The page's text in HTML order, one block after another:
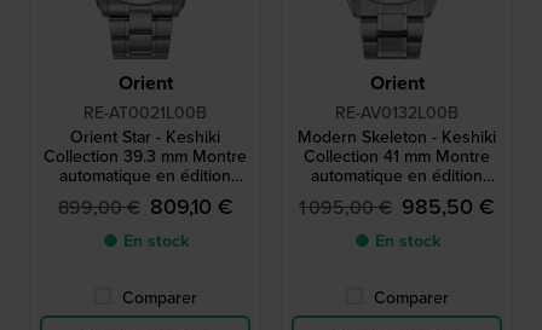
Orient
RE-AT0021L00B
Orient Star - Keshiki
Collection 39.3 mm Montre
automatique en édition
limitée avec cœur ouvert et
réserve de marche
899,00 € 809,10 €
● En stock
Comparer
Orient
RE-AV0132L00B
Modern Skeleton - Keshiki
Collection 41 mm Montre
automatique en édition
limitée avec cœur ouvert et
réserve de marche
1 095,00 € 985,50 €
● En stock
Comparer